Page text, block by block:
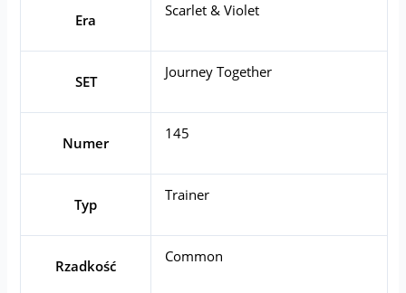
Era
Scarlet & Violet
SET
Journey Together
Numer
145
Typ
Trainer
Rzadkość
Common